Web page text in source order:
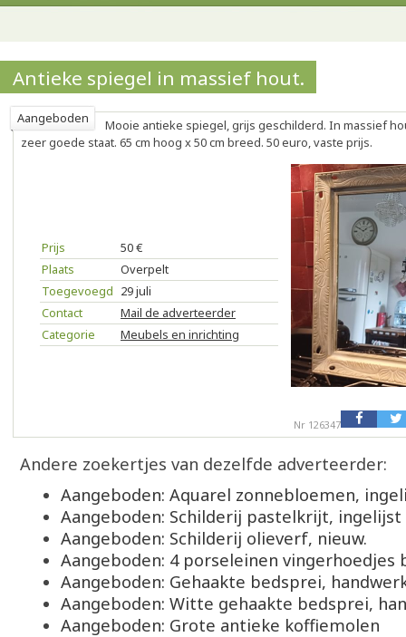
Antieke spiegel in massief hout.
Aangeboden
Mooie antieke spiegel, grijs geschilderd. In massief
zeer goede staat. 65 cm hoog x 50 cm breed. 50 euro, vaste prijs.
Prijs
50 €
Plaats
Overpelt
Toegevoegd 29 juli
Contact
Mail de adverteerder
Categorie
Meubels en inrichting
Nr 126347
Andere zoekertjes van dezelfde adverteerder:
Aangeboden: Aquarel zonnebloemen,
Aangeboden: Schilderij pastelkrijt, ingelijst
Aangeboden: Schilderij olieverf, nieuw.
Aangeboden: 4 porseleinen vingerhoedjes
Aangeboden: Gehaakte bedsprei,
Aangeboden: Witte gehaakte bedsprei,
Aangeboden: Grote antieke koffiemolen